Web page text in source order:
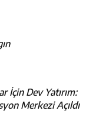
İçin Dev Yatırım:
Merkezi Açıldı